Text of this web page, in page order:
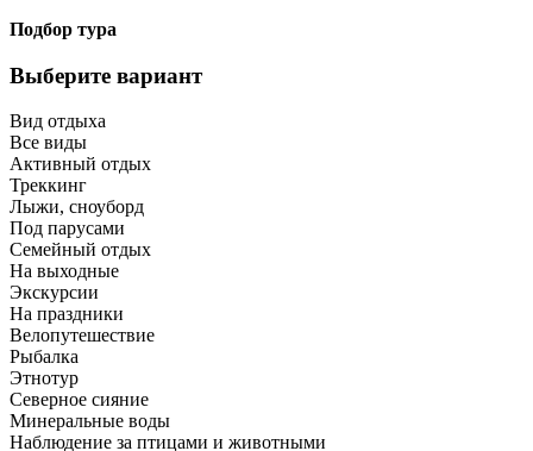
Подбор тура
Выберите вариант
Вид отдыха
Все виды
Активный отдых
Треккинг
Лыжи, сноуборд
Под парусами
Семейный отдых
На выходные
Экскурсии
На праздники
Велопутешествие
Рыбалка
Этнотур
Северное сияние
Минеральные воды
Наблюдение за птицами и животными